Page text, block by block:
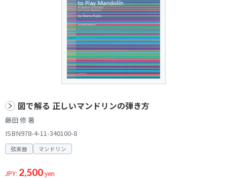
図で解る 正しいマンドリンの弾き方
藤田 修 著
ISBN978-4-11-340100-8
弦楽器 マンドリン
JPY: 2,500yen